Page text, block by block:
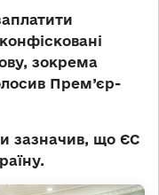
зокрема
Прем’єр-
зазначив, що ЄС